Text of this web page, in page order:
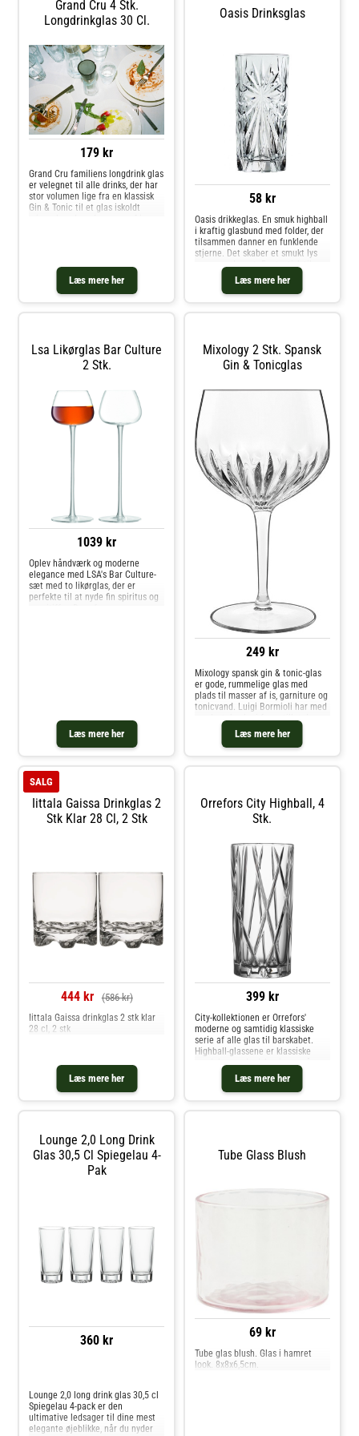
Grand Cru 4 Stk.
Longdrinkglas 30 Cl.
179 kr
Læs mere her
Grand Cru familiens longdrink glas
er velegnet til alle drinks, der har
stor volumen lige fra en klassisk
Gin & Tonic til et glas iskoldt
Oasis Drinksglas
58 kr
Læs mere her
Oasis drikkeglas. En smuk highball
i kraftig glasbund med folder, der
tilsammen danner en funklende
stjerne. Det skaber et smukt lys
long drinks og cocktails.Volumen
36 ml.Tåler opvaskemaskine
Lsa Likørglas Bar Culture
2 Stk.
1039 kr
Læs mere her
Oplev håndværk og moderne
elegance med LSA's Bar Culture-
sæt med to likørglas, der er
perfekte til at nyde fin spiritus og
Mixology 2 Stk. Spansk
Gin & Tonicglas
249 kr
Læs mere her
Mixology spansk gin & tonic-glas
er gode, rummelige glas med
plads til masser af is, garniture og
tonicvand. Luigi Bormioli har med
ny glasteknologi fremstillet den
meget holdbare og
modstandsdygtige glasmasse
SON.hyx®, som er fuldstændig
Iittala Gaissa Drinkglas 2
Stk Klar 28 Cl, 2 Stk
SALG
444 kr (586 kr)
Læs mere her
Iittala Gaissa drinkglas 2 stk klar
28 cl, 2 stk
Orrefors City Highball, 4
Stk.
399 kr
Læs mere her
City-kollektionen er Orrefors'
moderne og samtidig klassiske
serie af alle glas til barskabet.
Highball-glassene er klassiske
vandglas med udskæringer på
overfladen, som skaber et
fremtrædende og maskulint, men
samtidig elegant og raffineret
Lounge 2,0 Long Drink
Glas 30,5 Cl Spiegelau 4-
Pak
360 kr
Lounge 2,0 long drink glas 30,5 cl
Spiegelau 4-pack er den
ultimative ledsager til dine mest
elegante øjeblikke, når du nyder
Tube Glass Blush
69 kr
Tube glas blush. Glas i hamret
look. 8x8x6,5cm.